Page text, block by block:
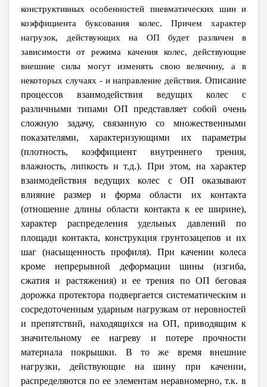
конструктивных особенностей пневматических шин и
коэффициента буксования колес. Причем характер
нагрузок, действующих на ОП будет различен в
зависимости от режима качения колес, действующие
внешние силы могут изменять свою величину, а в
некоторых случаях -и направление действия.Описание
процессов взаимодействия ведущих колес с
различными типами ОП представляет собой очень
сложную задачу, связанную со множественными
показателями, характеризующими их параметры
(плотность, коэффициент внутреннего трения,
влажность, липкость и т.д.). При этом, на характер
взаимодействия ведущих колес с ОП оказывают
влияние размер и форма области их контакта
(отношение длины области контакта к ее ширине),
характер распределения удельных давлений по
площади контакта, конструкция грунтозацепов и их
шаг (насыщенность профиля). При качении колеса
кроме непрерывной деформации шины (изгиба,
сжатия и растяжения) и ее трения по ОП беговая
дорожка протектора подвергается систематическим и
сосредоточенным ударным нагрузкам от неровностей
и препятствий, находящихся на ОП, приводящим к
значительному ее нагреву и потере прочности
материала покрышки. В то же время внешние
нагрузки, действующие на шину при качении,
распределяются по ее элементам неравномерно, т.к. в